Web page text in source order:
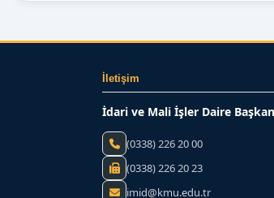
İletişim
İdari ve Mali İşler Daire
(0338) 226 20 00
(0338) 226 20 23
imid@kmu.edu.tr